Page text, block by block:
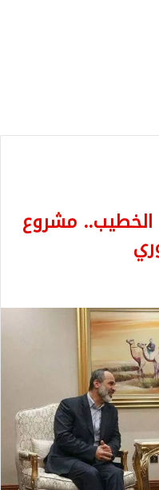
الخطيب.. مشروع